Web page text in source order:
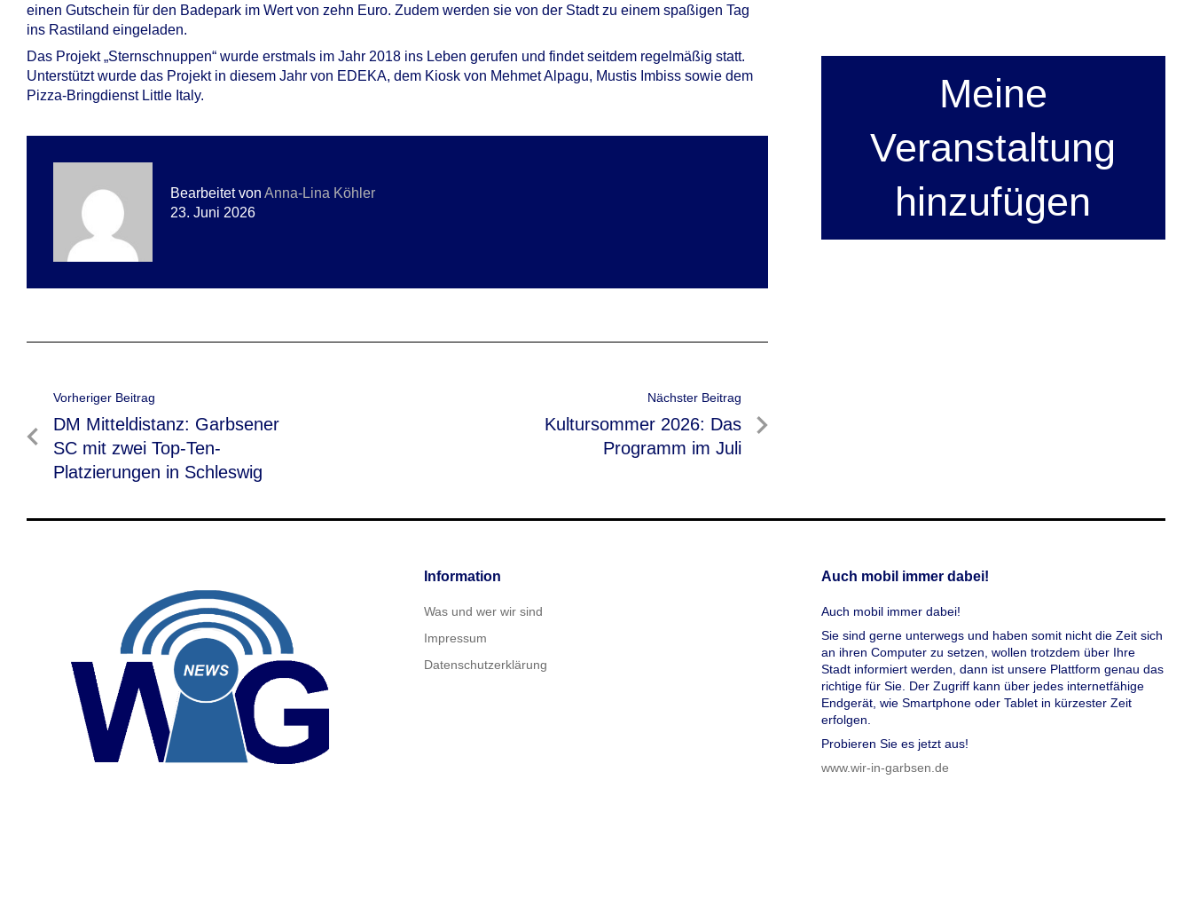
einen Gutschein für den Badepark im Wert von zehn Euro. Zudem werden sie von der Stadt zu einem spaßigen Tag
ins Rastiland eingeladen.
Das Projekt „Sternschnuppen“ wurde erstmals im Jahr 2018 ins Leben gerufen und findet seitdem regelmäßig statt.
Unterstützt wurde das Projekt in diesem Jahr von EDEKA, dem Kiosk von Mehmet Alpagu, Mustis Imbiss sowie dem
Pizza-Bringdienst Little Italy.
Bearbeitet von Anna-Lina Köhler
23. Juni 2026
Beitragsnavigation
Vorheriger Beitrag
Vorheriger
Beitrag
DM Mitteldistanz: Garbsener
SC mit zwei Top-Ten-
Platzierungen in Schleswig
Nächster Beitrag
Nächster
Kultursommer 2026: Das
Programm im Juli
Meine
Veranstaltung
hinzufügen
Information
Was und wer wir sind
Impressum
Datenschutzerklärung
Auch mobil immer dabei!
Auch mobil immer dabei!
Sie sind gerne unterwegs und haben somit nicht die Zeit sich
an ihren Computer zu setzen, wollen trotzdem über Ihre
Stadt informiert werden, dann ist unsere Plattform genau das
richtige für Sie. Der Zugriff kann über jedes internetfähige
Endgerät, wie Smartphone oder Tablet in kürzester Zeit
erfolgen.
Probieren Sie es jetzt aus!
www.wir-in-garbsen.de